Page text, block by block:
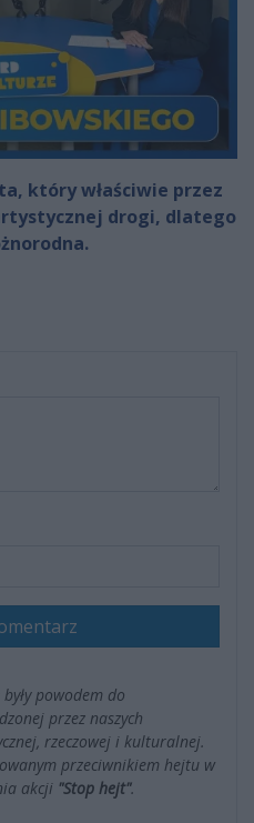
który właściwie przez
drogi, dlatego
powodem do
przez naszych
rzeczowej i kulturalnej.
przeciwnikiem hejtu w
akcji "Stop hejt".